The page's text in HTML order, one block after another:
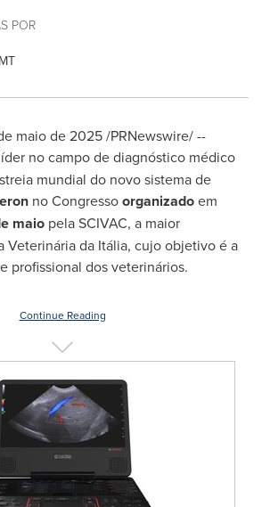
POR
maio de 2025/PRNewswire/ --
no campo de diagnóstico médico
mundial do novo sistema de
no Congressoorganizadoem
maio pela SCIVAC, a maior
Veterinária da Itália, cujo objetivo é a
profissional dos veterinários.
Continue Reading